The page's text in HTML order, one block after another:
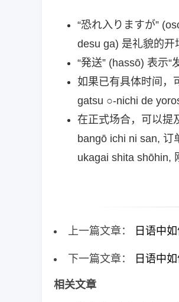
“恐れ入りますが”
desu ga) 是礼貌的开
“発送” (hassō) 表示“
如果已有具体时间，
gatsu ○-nichi de
在正式场合，可以提
bangō ichi ni san, 订
ukagai shita shōhin,
上一篇文章： 日语中
下一篇文章： 日语中
相关文章